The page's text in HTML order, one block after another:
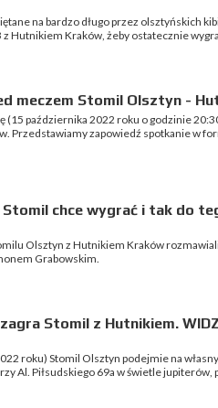
na bardzo długo przez olsztyńskich
z Hutnikiem Kraków, żeby ostatecznie
meczem Stomil Olsztyn -
(15 października 2022 roku o godzinie
Przedstawiamy zapowiedź spotkanie w
chce wygrać i tak do
Olsztyn z Hutnikiem Kraków
Grabowskim.
Stomil z Hutnikiem.
roku) Stomil Olsztyn podejmie na
Al. Piłsudskiego 69a w świetle jupiterów,